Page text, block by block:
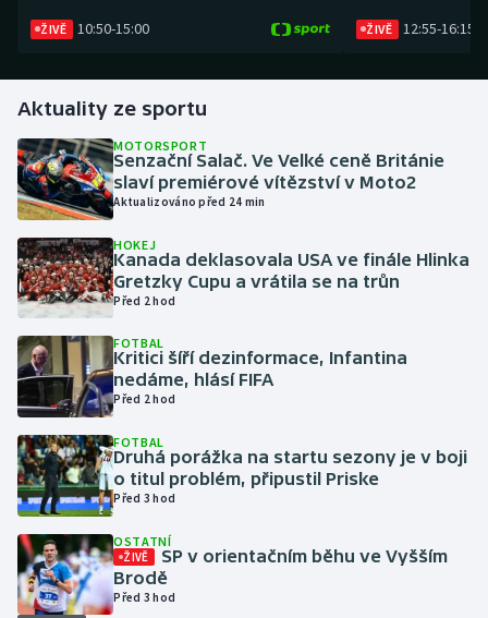
Futsal
Golf
Gymnastika
Házená
Jezdectví
Judo
Krasobruslení
Lezení
Lyže a snowboard
Moderní pětiboj
Motorsport
Olympijské hry
ŽIVĚ 10:50-15:00 ŽIVĚ 12:55-16:15
Aktuality ze sportu
MOTORSPORT
Senzační Salač. Ve Velké ceně Británie
slaví premiérové vítězství v Moto2
Aktualizováno před 24 min
HOKEJ
Kanada deklasovala USA ve finále Hlinka
Gretzky Cupu a vrátila se na trůn
Před 2 hod
FOTBAL
Kritici šíří dezinformace, Infantina
nedáme, hlásí FIFA
Před 2 hod
FOTBAL
Druhá porážka na startu sezony je v boji
o titul problém, připustil Priske
Před 3 hod
OSTATNÍ
ŽIVĚ
SP v orientačním běhu ve Vyšším
Brodě
Před 3 hod